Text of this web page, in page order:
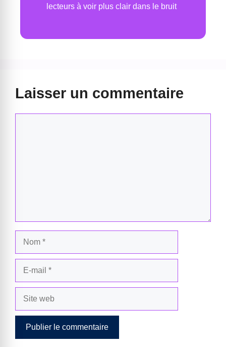
lecteurs à voir plus clair dans le bruit
Laisser un commentaire